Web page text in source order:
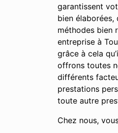
garantissent
bien
méthodes bien
entreprise à
grâce à cela
offrons toutes
différents
prestations
toute autre
Chez nous,